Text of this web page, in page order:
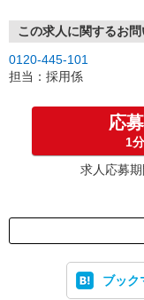
この求人に関するお
0120-445-101
担当：採用係
応
1
求人応募
ブック